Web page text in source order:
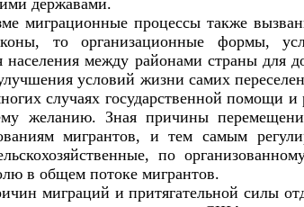
миграционные процессы также
то организационные формы,
населения между районами страны для
условий жизни самих
случаях государственной помощи
желанию. Зная причины
мигрантов, и тем самым
по
в общем потоке мигрантов.
миграций и притягательной силы